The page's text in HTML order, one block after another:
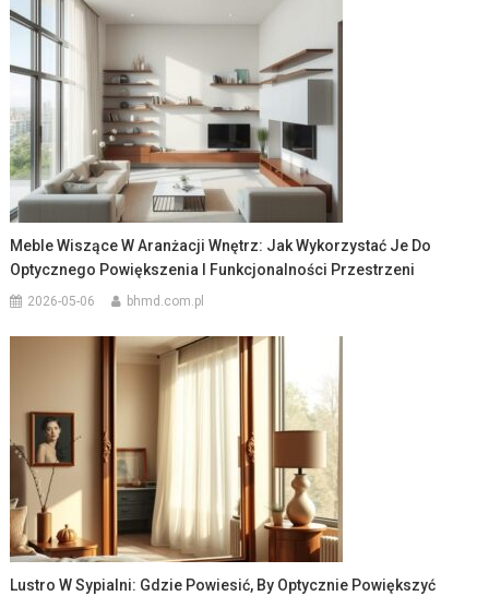
Meble Wiszące W Aranżacji Wnętrz: Jak Wykorzystać Je Do
Optycznego Powiększenia I Funkcjonalności Przestrzeni
2026-05-06 bhmd.com.pl
Lustro W Sypialni: Gdzie Powiesić, By Optycznie Powiększyć